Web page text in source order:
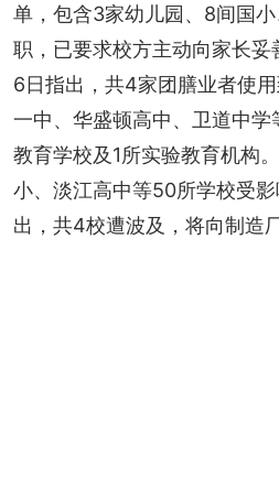
单，包含3家幼儿园、8间国
职，已要求校方主动向家长
6日指出，共4家团膳业者使
一中、华盛顿高中、卫道中学
教育学校及1所实验教育机构
小、淡江高中等50所学校受
出，共4校遭波及，将向制造